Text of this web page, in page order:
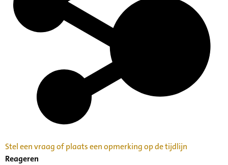
Stel een vraag of plaats een opmerking op de tijdlijn
Reageren